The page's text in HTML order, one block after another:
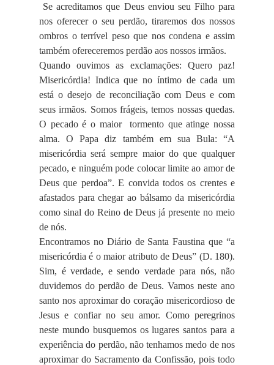
Se acreditamos que Deus enviou seu Filho para
nos oferecer o seu perdão, tiraremos dos nossos
ombros o terrível peso que nos condena e assim
também ofereceremos perdão aos nossos irmãos.
Quando ouvimos as exclamações: Quero paz!
Misericórdia! Indica que no íntimo de cada um
está o desejo de reconciliação com Deus e com
seus irmãos. Somos frágeis, temos nossas quedas.
O pecado é o maior tormento que atinge nossa
alma. O Papa diz também em sua Bula: “A
misericórdia será sempre maior do que qualquer
pecado, e ninguém pode colocar limite ao amor de
Deus que perdoa”. E convida todos os crentes e
afastados para chegar ao bálsamo da misericórdia
como sinal do Reino de Deus já presente no meio
de nós.
Encontramos no Diário de Santa Faustina que “a
misericórdia é o maior atributo de Deus” (D. 180).
Sim, é verdade, e sendo verdade para nós, não
duvidemos do perdão de Deus. Vamos neste ano
santo nos aproximar do coração misericordioso de
Jesus e confiar no seu amor. Como peregrinos
neste mundo busquemos os lugares santos para a
experiência do perdão, não tenhamos medo de nos
aproximar do Sacramento da Confissão, pois todo